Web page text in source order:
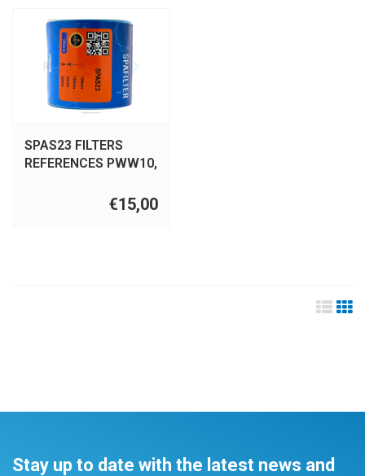
SPAS23 FILTERS
REFERENCES PWW10,
€15,00
Stay up to date with the latest news and